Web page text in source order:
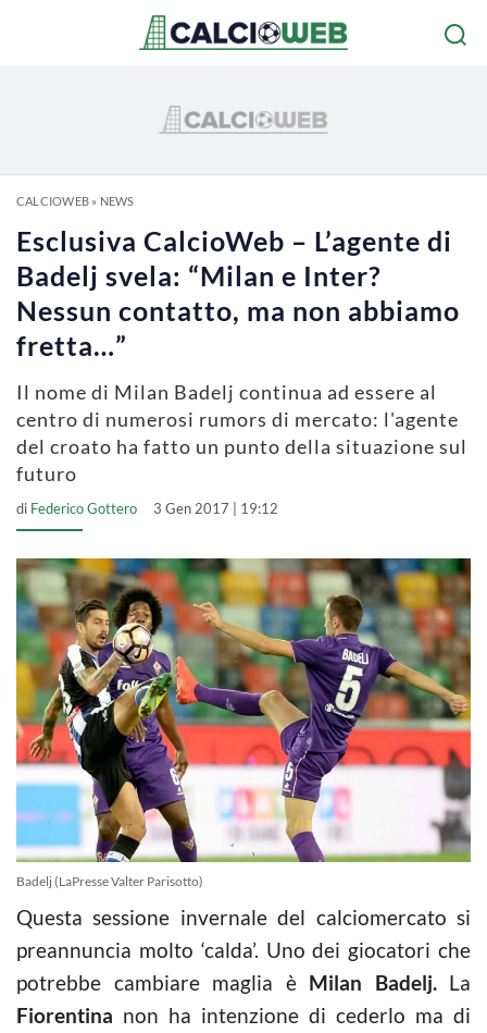
CALCIOWEB» NEWS
Esclusiva CalcioWeb – L’agente di
Badelj svela: “Milan e Inter?
Nessun contatto, ma non abbiamo
fretta…”
Il nome di Milan Badelj continua ad essere al
centro di numerosi rumors di mercato: l'agente
del croato ha fatto un punto della situazione sul
futuro
di Federico Gottero 3 Gen 2017 | 19:12
Badelj (LaPresse Valter Parisotto)
Questa sessione invernale del calciomercato si
preannuncia molto ‘calda’. Uno dei giocatori che
potrebbe cambiare maglia è Milan Badelj.La
Fiorentina non ha intenzione di cederlo ma di